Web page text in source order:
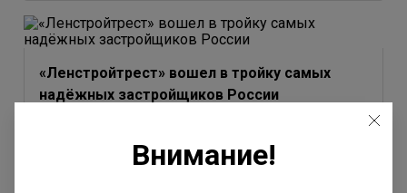
«Ленстройтрест» вошел в тройку самых
надёжных застройщиков России
Внимание!